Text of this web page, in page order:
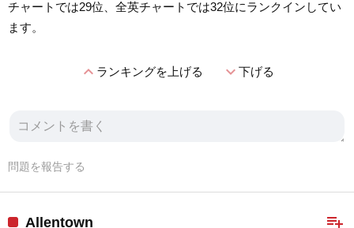
チャートでは29位、全英チャートでは32位にランクインしてい
ます。
expand_lessランキングを上げる expand_more下げる
問題を報告する
playlist_add
Allentown